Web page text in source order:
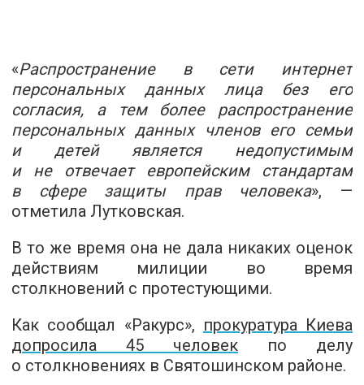
«Распространение в сети интернет
персональных данных лица без его
согласия, а тем более распространение
персональных данных членов его семьи
и детей является недопустимым
и не отвечает европейским стандартам
в сфере защиты прав человека», —
отметила Лутковская.
В то же время она не дала никаких оценок
действиям милиции во время
столкновений с протестующими.
Как сообщал «Ракурс», прокуратура Киева
допросила 45 человек по делу
о столкновениях в Святошинском районе.